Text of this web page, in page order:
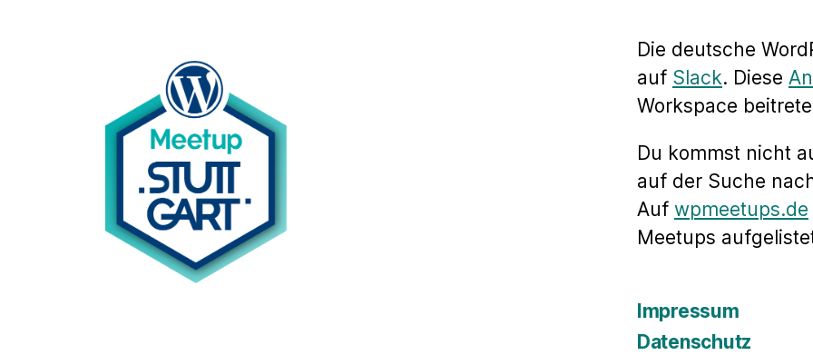
Die deutsche
auf Slack. Diese
Workspace
Du kommst nicht
auf der Suche
Auf wpmeetups.de
Meetups
Impressum
Datenschutz